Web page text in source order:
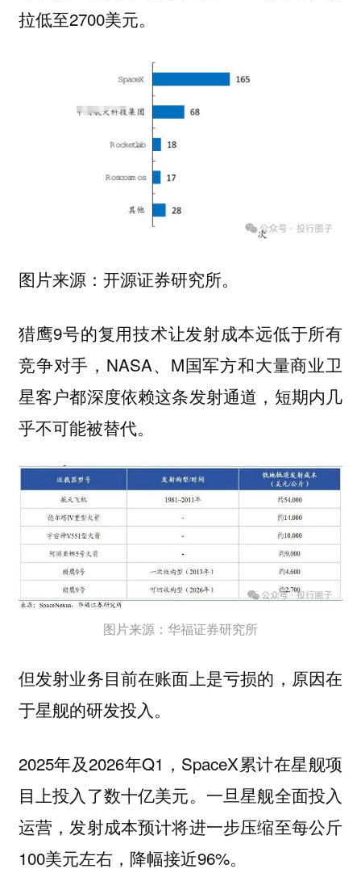
拉低至2700美元。
图片来源：开源证券研究所。
猎鹰9号的复用技术让发射成本远低于所有
竞争对手，NASA、M国军方和大量商业卫
星客户都深度依赖这条发射通道，短期内几
乎不可能被替代。
图片来源：华福证券研究所
但发射业务目前在账面上是亏损的，原因在
于星舰的研发投入。
2025年及2026年Q1，SpaceX累计在星舰项
目上投入了数十亿美元。一旦星舰全面投入
运营，发射成本预计将进一步压缩至每公斤
100美元左右，降幅接近96%。